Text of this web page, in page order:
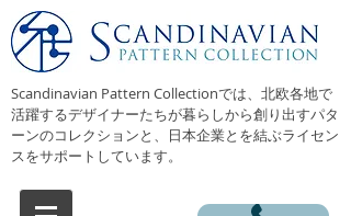
Scandinavian Pattern Collectionでは、北欧各地で
活躍するデザイナーたちが暮らしから創り出すパタ
ーンのコレクションと、日本企業とを結ぶライセン
スをサポートしています。